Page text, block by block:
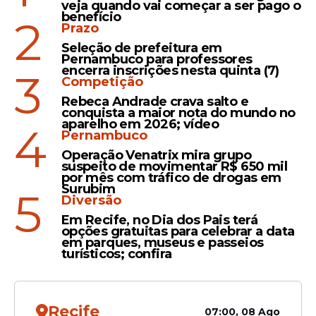
Prefeitura abre seleção para
Agentes de Saúde e
Endemias com salário de
R$ 3.242; veja detalhes
Prazo
Seleção da Petrobras para
estágio com 150 vagas terá
inscrições encerradas na
quarta (3)
Veja Também
veja quando vai começar a ser pago o
benefício
2
Prazo
Seleção de prefeitura em
Pernambuco para professores
encerra inscrições nesta quinta (7)
3
Competição
Rebeca Andrade crava salto e
conquista a maior nota do mundo no
aparelho em 2026; vídeo
4
Pernambuco
Operação Venatrix mira grupo
suspeito de movimentar R$ 650 mil
por mês com tráfico de drogas em
Surubim
5
Diversão
Em Recife, no Dia dos Pais terá
opções gratuitas para celebrar a data
em parques, museus e passeios
turísticos; confira
Recife 07:00, 08 Ago